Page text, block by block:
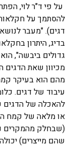
על פי ד"ר לוי,
להסתמך על חקלאות
דגים). "מעבר
בדיג, היתרון
גדולים ביבשה",
מכיוון שאת הדגים
מהם הוא בעיקר
עיבוד של דגים.
להאכלה של הדגים
או מלאה של קמח
(שבחלק מהמקרים
שהם מייצרים)